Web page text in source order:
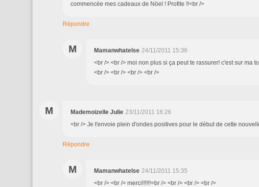
commencée mes cadeaux de Nöel ! Profite !!<br />
Répondre
M Mamanwhatelse 24/11/2011 15:36
<br /> <br /> moi non plus si ça peut te rassurer! c'est sur ma
<br /> <br /> <br /> <br />
M Mademoizelle Julie 23/11/2011 16:26
<br /> Je t'envoie plein d'ondes positives pour le début de cette
Répondre
M Mamanwhatelse 24/11/2011 15:35
<br /> <br /> merci!!!!!!<br /> <br /> <br /> <br />